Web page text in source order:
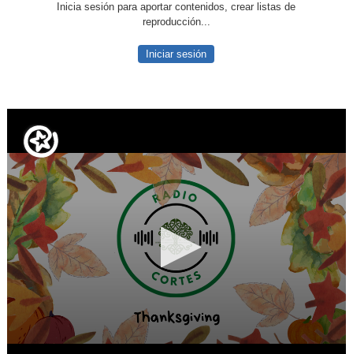
Inicia sesión para aportar contenidos, crear listas de
reproducción...
Iniciar sesión